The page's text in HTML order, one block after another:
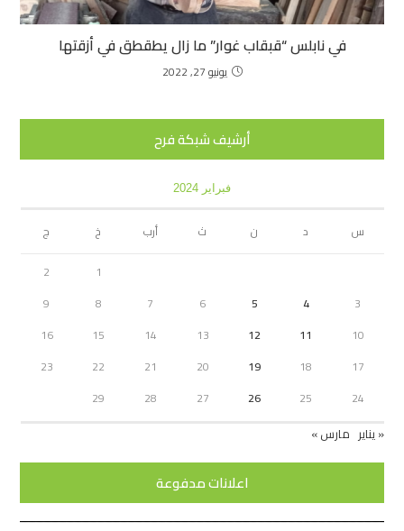
في نابلس “قبقاب غوار” ما زال يطقطق في أزقتها
يونيو 27, 2022
أرشيف شبكة فرح
فبراير 2024
س د ن ث أرب خ
ج
1
2
3
4
5
6
7
8
9
10
11
12
13
14
15
16
17
18
19
20
21
22
23
24
25
26
27
28
29
« يناير مارس »
اعلانات مدفوعة